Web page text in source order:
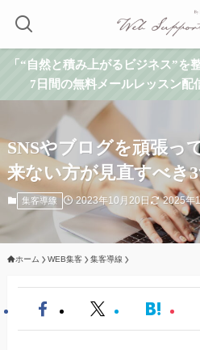
「“自然と積み上がるビジネス”を
7日間の無料メールレッスン配
SNSやブログを頑張っ
来ない方が見直すべき
集客導線 2023年10月20日 2025年
ホーム WEB集客 集客導線